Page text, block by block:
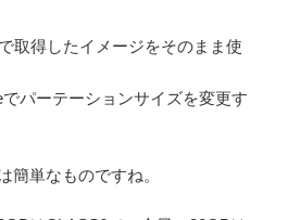
取得したイメージをそのまま使
パーテーションサイズを変更す
簡単なものですね。